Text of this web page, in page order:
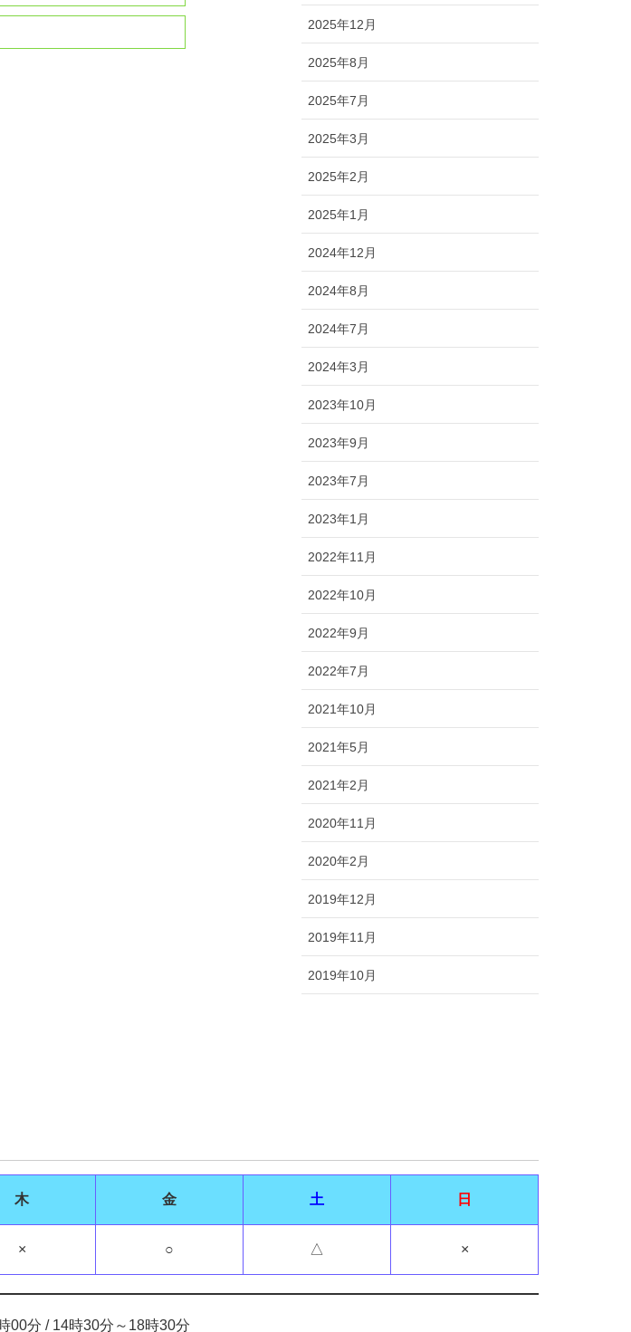
2025年12月
2025年8月
2025年7月
2025年3月
2025年2月
2025年1月
2024年12月
2024年8月
2024年7月
2024年3月
2023年10月
2023年9月
2023年7月
2023年1月
2022年11月
2022年10月
2022年9月
2022年7月
2021年10月
2021年5月
2021年2月
2020年11月
2020年2月
2019年12月
2019年11月
2019年10月
木 金 土 日
× ○ △ ×
分 / 14時30分～18時30分